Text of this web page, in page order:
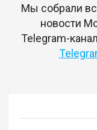
Мы собрали
новости
Telegram-